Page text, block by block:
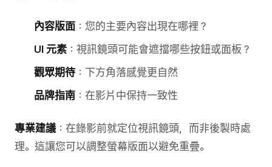
內容版面 ：您的主要內容出現在哪裡？
UI 元素 ：視訊鏡頭可能會遮擋哪些按鈕或面板？
觀眾期待 ：下方角落感覺更自然
品牌指南 ：在影片中保持一致性
專業建議 ：在錄影前就定位視訊鏡頭，而非後製時處
理。這讓您可以調整螢幕版面以避免重疊。